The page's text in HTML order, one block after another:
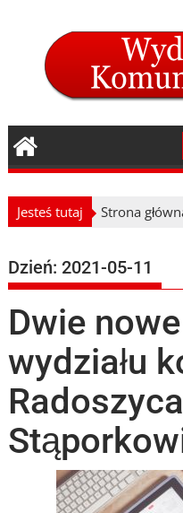
Jesteś tutaj Strona
Dzień:2021-05-11
Dwie
wydziału